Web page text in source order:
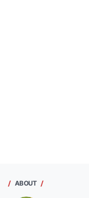
ABOUT